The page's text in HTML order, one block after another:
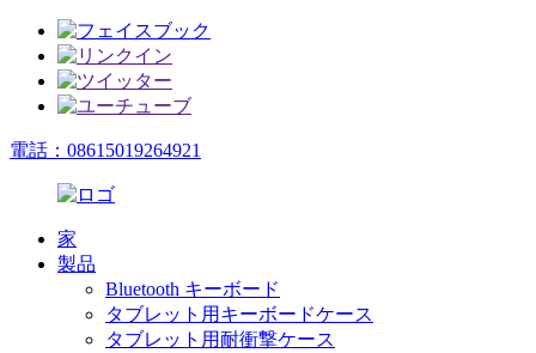
電話：08615019264921
家
製品
Bluetooth キーボード
タブレット用キーボードケース
タブレット用耐衝撃ケース